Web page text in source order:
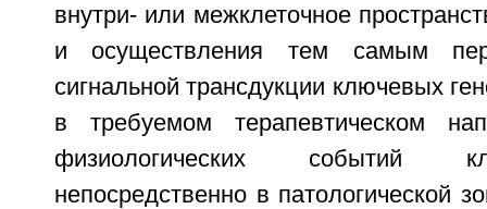
внутри- или межклеточное
и осуществления тем самым
сигнальной трансдукции ключевых
в требуемом терапевтическом
физиологических событий
непосредственно в патологической